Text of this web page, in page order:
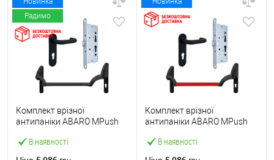
Радимо
В наявності
Комплект врізної
антипаніки ABARO МPush
чорний із замком та ручкою
В наявності
Комплект врізної
антипаніки ABARO МPush
червоний із замком та